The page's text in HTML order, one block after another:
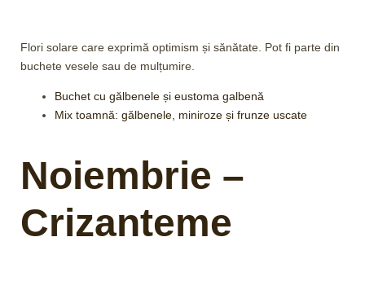
Flori solare care exprimă optimism și sănătate. Pot fi parte din
buchete vesele sau de mulțumire.
Buchet cu gălbenele și eustoma galbenă
Mix toamnă: gălbenele, miniroze și frunze uscate
Noiembrie –
Crizanteme